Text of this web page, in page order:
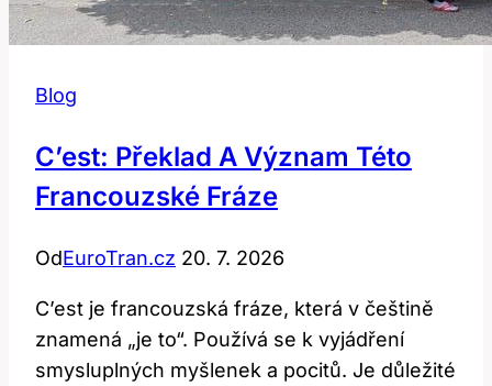
Blog
C’est: Překlad A Význam Této
Francouzské Fráze
OdEuroTran.cz 20. 7. 2026
C’est je francouzská fráze, která v češtině
znamená „je to“. Používá se k vyjádření
smysluplných myšlenek a pocitů. Je důležité